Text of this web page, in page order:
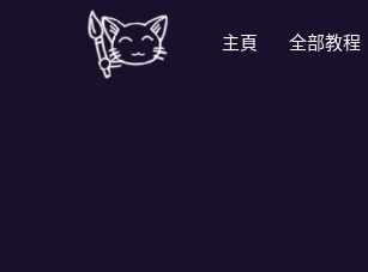
主頁 全部教程